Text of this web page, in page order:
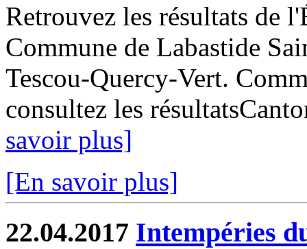
Retrouvez les résultats de
Commune de Labastide
Tescou-Quercy-Vert.
consultez les
savoir plus]
[En savoir plus]
22.04.2017 Intempéries